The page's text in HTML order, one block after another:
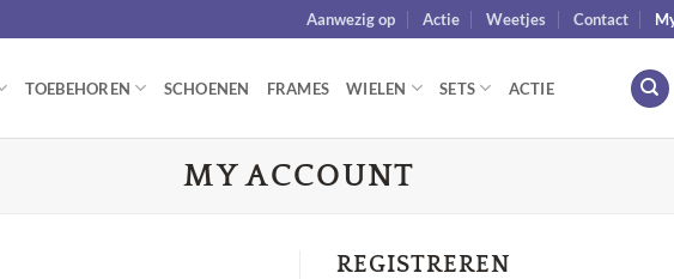
Aanwezig op Actie Weetjes Contact
TOEBEHOREN SCHOENEN FRAMES WIELEN SETS ACTIE
MY ACCOUNT
REGISTREREN